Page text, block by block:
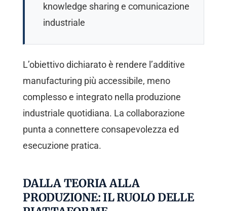
knowledge sharing e comunicazione
industriale
L’obiettivo dichiarato è rendere l’additive
manufacturing più accessibile, meno
complesso e integrato nella produzione
industriale quotidiana. La collaborazione
punta a connettere consapevolezza ed
esecuzione pratica.
DALLA TEORIA ALLA
PRODUZIONE: IL RUOLO DELLE